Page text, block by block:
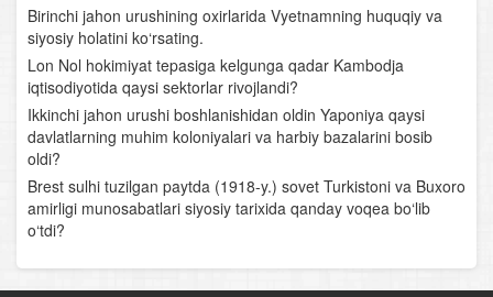
Birinchi jahon urushining oxirlarida Vyetnamning huquqiy va
siyosiy holatini ko‘rsating.
Lon Nol hokimiyat tepasiga kelgunga qadar Kambodja
iqtisodiyotida qaysi sektorlar rivojlandi?
Ikkinchi jahon urushi boshlanishidan oldin Yaponiya qaysi
davlatlarning muhim koloniyalari va harbiy bazalarini bosib
oldi?
Brest sulhi tuzilgan paytda (1918-y.) sovet Turkistoni va Buxoro
amirligi munosabatlari siyosiy tarixida qanday voqea bo‘lib
o‘tdi?